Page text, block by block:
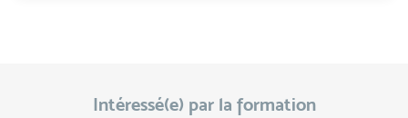
Intéressé(e) par la formation